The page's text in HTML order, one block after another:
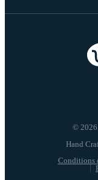
© 2026
Conditions